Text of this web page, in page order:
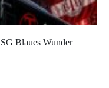
Blaues Wunder